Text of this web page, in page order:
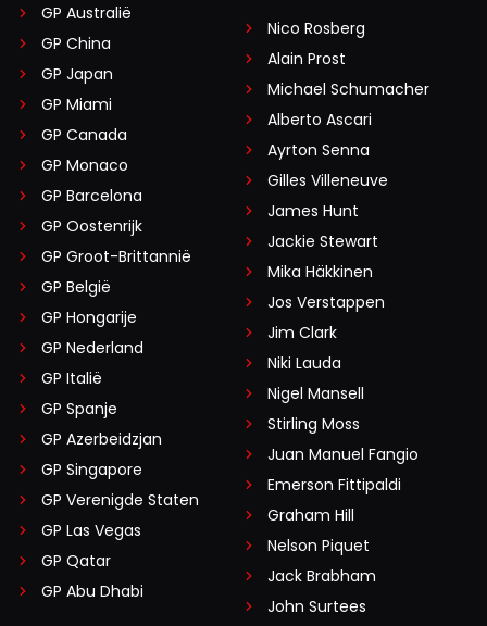
GP Australië
GP China
GP Japan
GP Miami
GP Canada
GP Monaco
GP Barcelona
GP Oostenrijk
GP Groot-Brittannië
GP België
GP Hongarije
GP Nederland
GP Italië
GP Spanje
GP Azerbeidzjan
GP Singapore
GP Verenigde Staten
GP Las Vegas
GP Qatar
GP Abu Dhabi
Nico Rosberg
Alain Prost
Michael Schumacher
Alberto Ascari
Ayrton Senna
Gilles Villeneuve
James Hunt
Jackie Stewart
Mika Häkkinen
Jos Verstappen
Jim Clark
Niki Lauda
Nigel Mansell
Stirling Moss
Juan Manuel Fangio
Emerson Fittipaldi
Graham Hill
Nelson Piquet
Jack Brabham
John Surtees